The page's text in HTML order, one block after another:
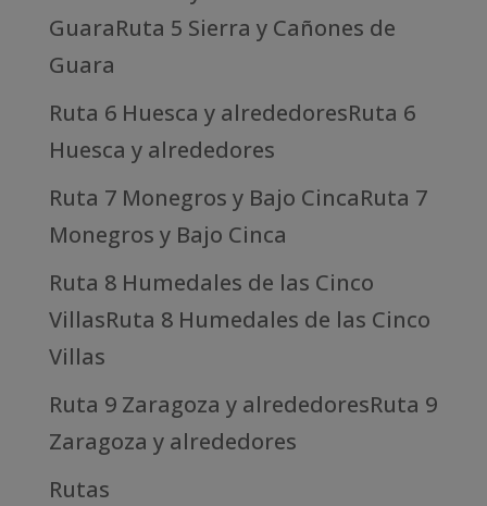
GuaraRuta 5 Sierra y Cañones de
Guara
Ruta 6 Huesca y alrededoresRuta 6
Huesca y alrededores
Ruta 7 Monegros y Bajo CincaRuta 7
Monegros y Bajo Cinca
Ruta 8 Humedales de las Cinco
VillasRuta 8 Humedales de las Cinco
Villas
Ruta 9 Zaragoza y alrededoresRuta 9
Zaragoza y alrededores
Rutas